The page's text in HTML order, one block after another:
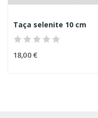
Taça selenite 10 cm
18,00 €